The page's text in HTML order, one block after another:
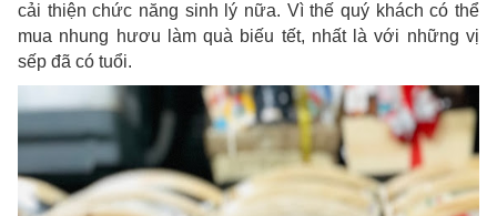
cải thiện chức năng sinh lý nữa. Vì thế quý khách có thể
mua nhung hươu làm quà biếu tết, nhất là với những vị
sếp đã có tuổi.